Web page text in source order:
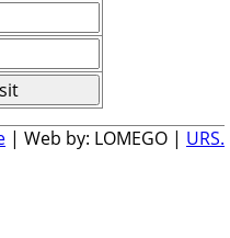
| Web by: LOMEGO | URS.